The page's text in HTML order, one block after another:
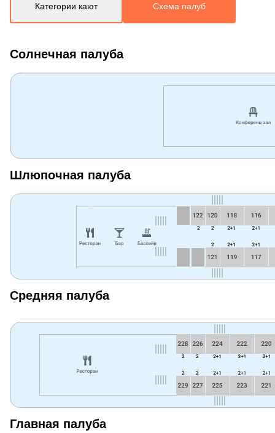
Категории кают Схема палуб
Солнечная палуба
Шлюпочная палуба
Средняя палуба
Главная палуба